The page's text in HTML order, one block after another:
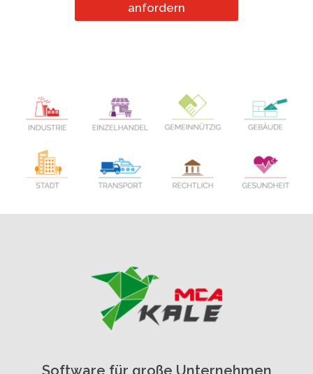
anfordern
Software für große Unternehmen